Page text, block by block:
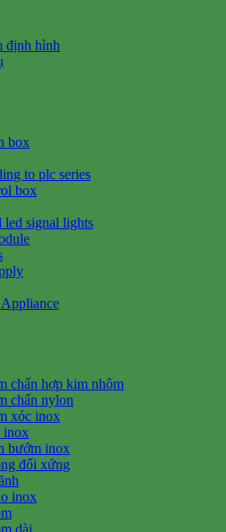
định hình
box
to plc series
box
signal lights
chấn hợp kim nhôm
chấn nylon
xóc inox
inox
bướm inox
đối xứng
inox
dài